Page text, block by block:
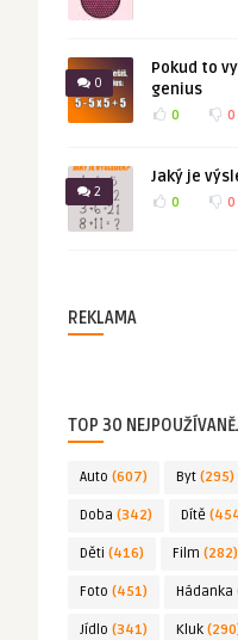
0
Pokud to
genius
0 0
2
Jaký je
0 0
REKLAMA
TOP 30
Auto (607) Byt (295)
Doba (342) Dítě
Děti (416) Film (282)
Foto (451) Hádanka
Jídlo (341) Kluk